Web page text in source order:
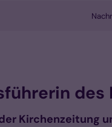
des
Kirchenzeitung